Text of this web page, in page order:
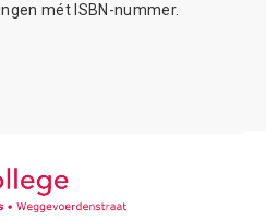
mét ISBN-nummer.